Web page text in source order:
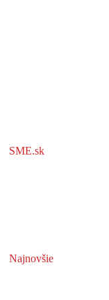
SME.sk
Najnovšie